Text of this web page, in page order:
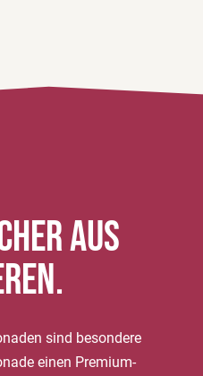
aus
sind besondere
einen Premium-